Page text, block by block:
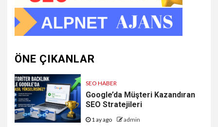
ÖNE ÇIKANLAR
SEO HABER
Google’da Müşteri Kazandıran
SEO Stratejileri
1 ay ago admin